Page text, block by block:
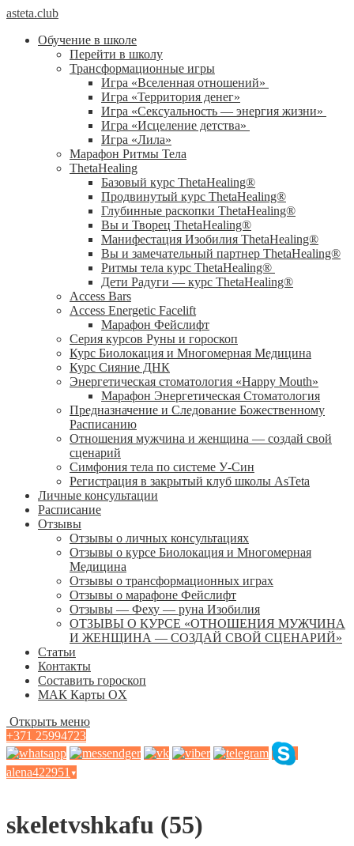
asteta.club
Обучение в школе
Перейти в школу
Трансформационные игры
Игра «Вселенная отношений»
Игра «Территория денег»
Игра «Сексуальность — энергия жизни»
Игра «Исцеление детства»
Игра «Лила»
Марафон Ритмы Тела
ThetaHealing
Базовый курс ThetaHealing®
Продвинутый курс ThetaHealing®
Глубинные раскопки ThetaHealing®
Вы и Творец ThetaHealing®
Манифестация Изобилия ThetaHealing®
Вы и замечательный партнер ThetaHealing®
Ритмы тела курс ThetaHealing®
Дети Радуги — курс ThetaHealing®
Access Bars
Access Energetic Facelift
Марафон Фейслифт
Серия курсов Руны и гороскоп
Курс Биолокация и Многомерная Медицина
Курс Сияние ДНК
Энергетическая стоматология «Happy Mouth»
Марафон Энергетическая Cтоматология
Предназначение и Следование Божественному
Расписанию
Отношения мужчина и женщина — создай свой
сценарий
Симфония тела по системе У-Син
Регистрация в закрытый клуб школы AsTeta
Личные консультации
Расписание
Отзывы
Отзывы о личных консультациях
Отзывы о курсе Биолокация и Многомерная
Медицина
Отзывы о трансформационных играх
Отзывы о марафоне Фейслифт
Отзывы — Феху — руна Изобилия
ОТЗЫВЫ О КУРСЕ «ОТНОШЕНИЯ МУЖЧИНА
И ЖЕНЩИНА — СОЗДАЙ СВОЙ СЦЕНАРИЙ»
Статьи
Контакты
Составить гороскоп
МАК Карты OХ
Открыть меню
+371 25994723
alena422951 ▾
skeletvshkafu (55)